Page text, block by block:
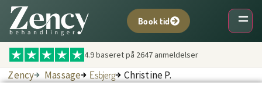
Book tid
4.9 baseret på 2647 anmeldelser
Zency Massage Esbjerg Christine P.